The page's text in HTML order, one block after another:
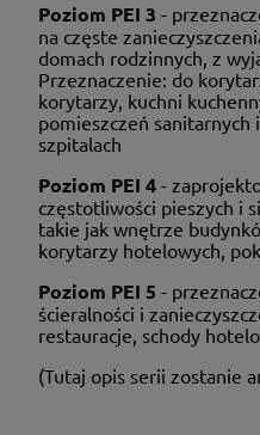
Poziom PEI 3 -
na częste
domach rodzinnych, z
Przeznaczenie: do
korytarzy, kuchni
pomieszczeń
szpitalach
Poziom PEI 4 -
częstotliwości pieszych i
takie jak wnętrze
korytarzy hotelowych,
Poziom PEI 5 -
ścieralności i
restauracje, schody
(Tutaj opis serii zostanie